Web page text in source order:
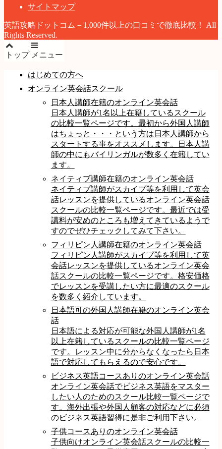
サイトマップ
英語攻略ドットコム－1,000件以上の口コミで徹底比較！ All
Rights Reserved.
トップ メニュー
はじめての方へ
オンライン英会話スクール
日本人講師在籍のオンライン英会話
日本人講師が1名以上在籍しているスクール
の比較一覧ページです。最初から外国人講師
はちょっと・・・という方は日本人講師から
スタートする事をオススメします。日本人講
師の中にもバイリンガルが数多く在籍してい
ます。
ネイティブ講師在籍のオンライン英会話
ネイティブ講師がスカイプ等を利用して英会
話レッスンを提供しているオンライン英会話
スクールの比較一覧ページです。最近では受
講料が安めのところも増えてきているようで
すのでぜひチェックしてみて下さい。
フィリピン人講師在籍のオンライン英会話
フィリピン人講師がスカイプ等を利用して英
会話レッスンを提供しているオンライン英会
話スクールの比較一覧ページです。格安価格
でレッスンを受講したい方に最適のスクール
を数多く紹介しています。
日本語可の外国人講師在籍のオンライン英会
話
日本語による対応が可能な外国人講師が1名
以上在籍しているスクールの比較一覧ページ
です。レッスン中に分からなくなったら日本
語で対応してもらえるので安心です。
ビジネス英語コースありのオンライン英会話
オンライン英会話でビジネス英語をマスター
したい人のためのスクール比較一覧ページで
す。海外出張や外国人顧客の対応などに必須
のビジネス英語習得に是非ご利用下さい。
子供コースありのオンライン英会話
子供向けオンライン英会話スクールの比較一